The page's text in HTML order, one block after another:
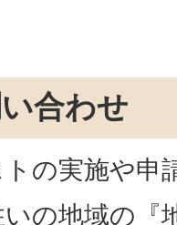
合わせ
の実施や申
の地域の『